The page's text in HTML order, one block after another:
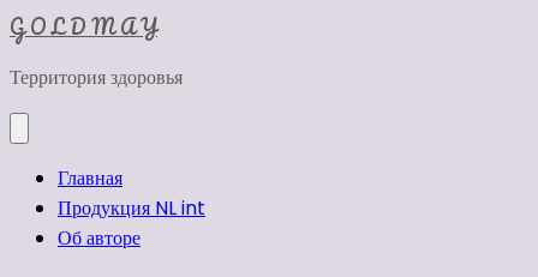
Перейти
к
содержимому
G O L D M A Y
Территория здоровья
Главная
Продукция NL int
Об авторе